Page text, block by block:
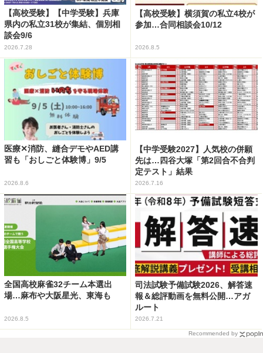
【高校受験】【中学受験】兵庫
県内の私立31校が集結、個別相
談会9/6
2026.7.28
【高校受験】横須賀の私立4校が
参加…合同相談会10/12
2026.8.5
医療✕消防、縫合デモやAED講
習も「おしごと体験博」9/5
2026.8.6
【中学受験2027】人気校の併願
先は…四谷大塚「第2回合不合判
定テスト」結果
2026.7.16
全国高校麻雀32チーム本選出
場…麻布や大阪星光、東海も
2026.8.5
司法試験予備試験2026、解答速
報＆総評動画を無料公開…アガ
ルート
2026.7.21
Recommended by